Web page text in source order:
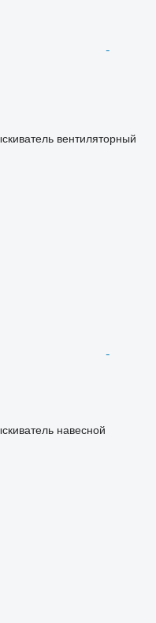
вентиляторный
навесной